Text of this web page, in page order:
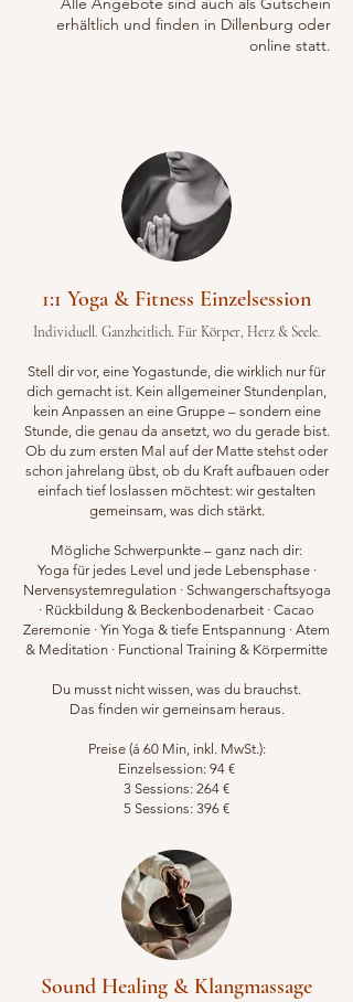
erhältlich und finden in Dillenburg oder
online statt.
1:1 Yoga & Fitness Einzelsession
Individuell. Ganzheitlich. Für Körper, Herz & Seele.
Stell dir vor, eine Yogastunde, die wirklich nur für
dich gemacht ist. Kein allgemeiner Stundenplan,
kein Anpassen an eine Gruppe – sondern eine
Stunde, die genau da ansetzt, wo du gerade bist.
Ob du zum ersten Mal auf der Matte stehst oder
schon jahrelang übst, ob du Kraft aufbauen oder
einfach tief loslassen möchtest: wir gestalten
gemeinsam, was dich stärkt.
Mögliche Schwerpunkte – ganz nach dir:
Yoga für jedes Level und jede Lebensphase ·
Nervensystemregulation · Schwangerschaftsyoga
· Rückbildung & Beckenbodenarbeit · Cacao
Zeremonie · Yin Yoga & tiefe Entspannung · Atem
& Meditation · Functional Training & Körpermitte
Du musst nicht wissen, was du brauchst.
Das finden wir gemeinsam heraus.
Preise (á 60 Min, inkl. MwSt.):
Einzelsession: 94 €
3 Sessions: 264 €
5 Sessions: 396 €
Sound Healing & Klangmassage